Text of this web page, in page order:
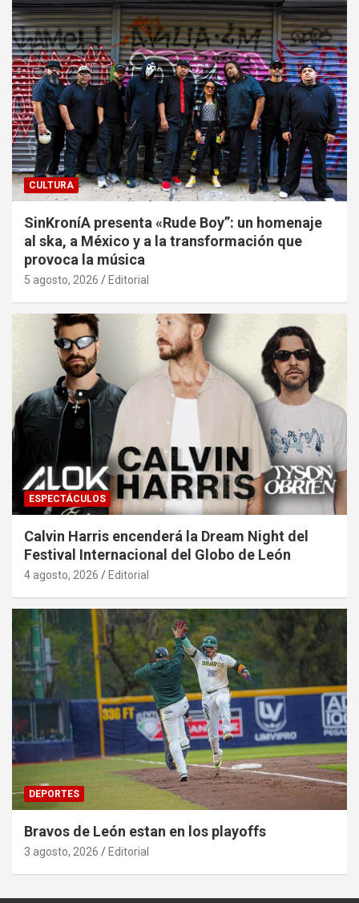
CULTURA
SinKroníA presenta «Rude Boy”: un homenaje
al ska, a México y a la transformación que
provoca la música
5 agosto, 2026 Editorial
ESPECTÁCULOS
Calvin Harris encenderá la Dream Night del
Festival Internacional del Globo de León
4 agosto, 2026 Editorial
DEPORTES
Bravos de León estan en los playoffs
3 agosto, 2026 Editorial